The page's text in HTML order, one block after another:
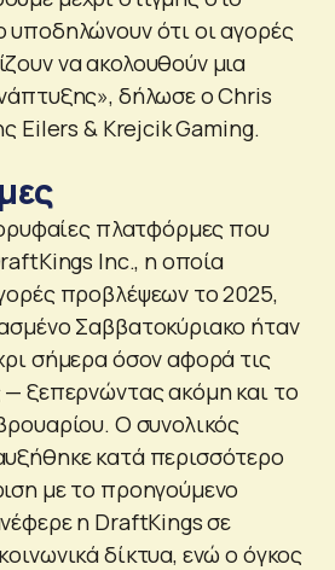
υποδηλώνουν ότι οι αγορές
να ακολουθούν μια
δήλωσε ο Chris
Eilers & Krejcik Gaming.
πλατφόρμες που
Inc., η οποία
προβλέψεων το 2025,
Σαββατοκύριακο ήταν
σήμερα όσον αφορά τις
— ξεπερνώντας ακόμη και το
Ο συνολικός
κατά περισσότερο
με το προηγούμενο
η DraftKings σε
δίκτυα, ενώ ο όγκος